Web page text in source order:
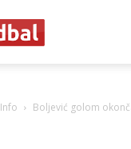
Boljević golom